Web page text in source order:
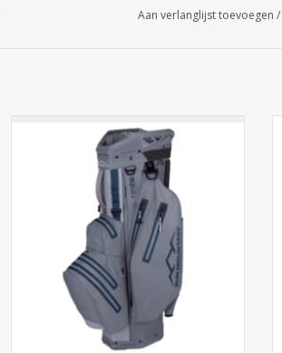
Aan verlanglijst toevoegen /
De Sun Mountain H2NO Lite Cart Bag
model 2021 borduurt voort op alle
successen van voorgaande modellen en
helpt u om uw spullen droog en
georganiseerd te houden. Deze golftas
van Sun Mountain is een sportieve tas met
een 10 inch top en 14 individuele club
TOEVOEGEN AAN WINKELWAGEN